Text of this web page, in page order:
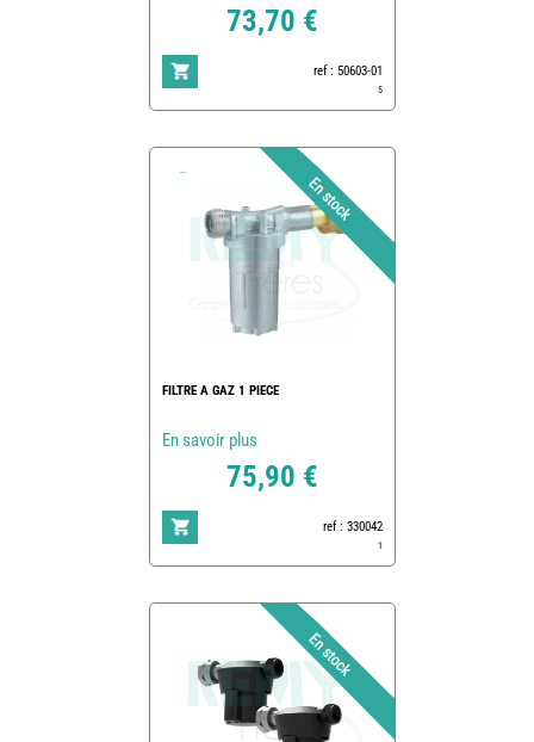
73,70 €
ref : 50603-01
5
FILTRE A GAZ 1 PIECE
En savoir plus
75,90 €
ref : 330042
1